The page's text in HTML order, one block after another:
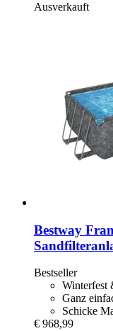
Ausverkauft
Bestway
Bestseller
Winterfest
Ganz
Schicke
€ 968,99